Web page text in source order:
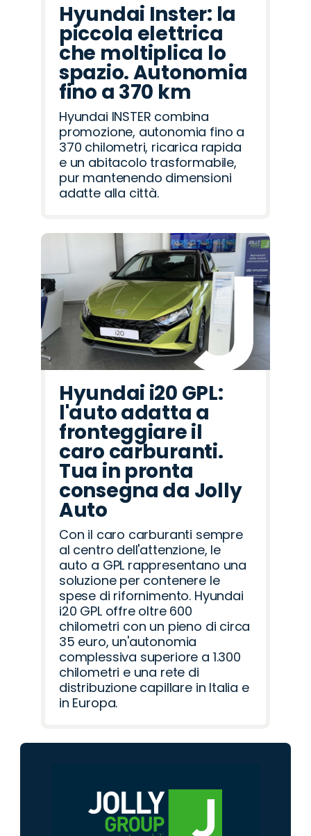
Hyundai Inster: la
piccola elettrica
che moltiplica lo
spazio. Autonomia
fino a 370 km
Hyundai INSTER combina
promozione, autonomia fino a
370 chilometri, ricarica rapida
e un abitacolo trasformabile,
pur mantenendo dimensioni
adatte alla città.
Hyundai i20 GPL:
l'auto adatta a
fronteggiare il
caro carburanti.
Tua in pronta
consegna da Jolly
Auto
Con il caro carburanti sempre
al centro dell'attenzione, le
auto a GPL rappresentano una
soluzione per contenere le
spese di rifornimento. Hyundai
i20 GPL offre oltre 600
chilometri con un pieno di circa
35 euro, un'autonomia
complessiva superiore a 1.300
chilometri e una rete di
distribuzione capillare in Italia e
in Europa.